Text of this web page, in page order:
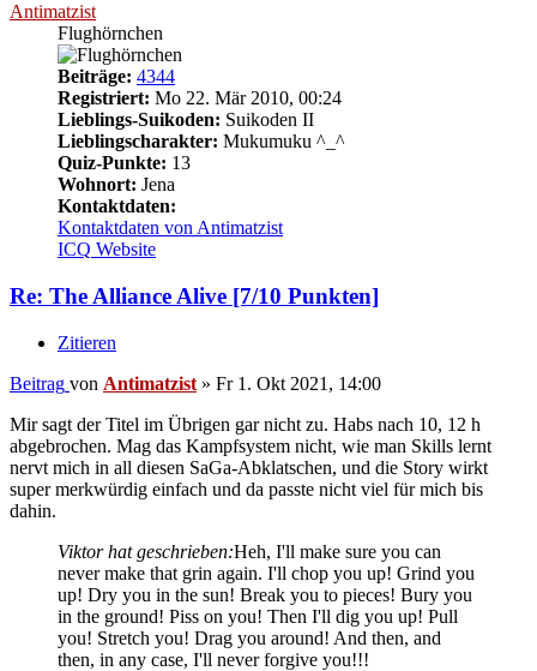
Antimatzist
Flughörnchen
Beiträge: 4344
Registriert: Mo 22. Mär 2010, 00:24
Lieblings-Suikoden: Suikoden II
Lieblingscharakter: Mukumuku ^_^
Quiz-Punkte: 13
Wohnort: Jena
Kontaktdaten:
Kontaktdaten von Antimatzist
ICQ Website
Re: The Alliance Alive [7/10 Punkten]
Zitieren
Beitrag von Antimatzist » Fr 1. Okt 2021, 14:00
Mir sagt der Titel im Übrigen gar nicht zu. Habs nach 10, 12 h
abgebrochen. Mag das Kampfsystem nicht, wie man Skills lernt
nervt mich in all diesen SaGa-Abklatschen, und die Story wirkt
super merkwürdig einfach und da passte nicht viel für mich bis
dahin.
Viktor hat geschrieben:Heh, I'll make sure you can
never make that grin again. I'll chop you up! Grind you
up! Dry you in the sun! Break you to pieces! Bury you
in the ground! Piss on you! Then I'll dig you up! Pull
you! Stretch you! Drag you around! And then, and
then, in any case, I'll never forgive you!!!